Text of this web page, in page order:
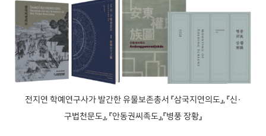
전지연 학예연구사가 발간한 유물보존총서 『삼국지연의도』, 『신·
구법천문도』, 『안동권씨족도』,『병풍 장황』